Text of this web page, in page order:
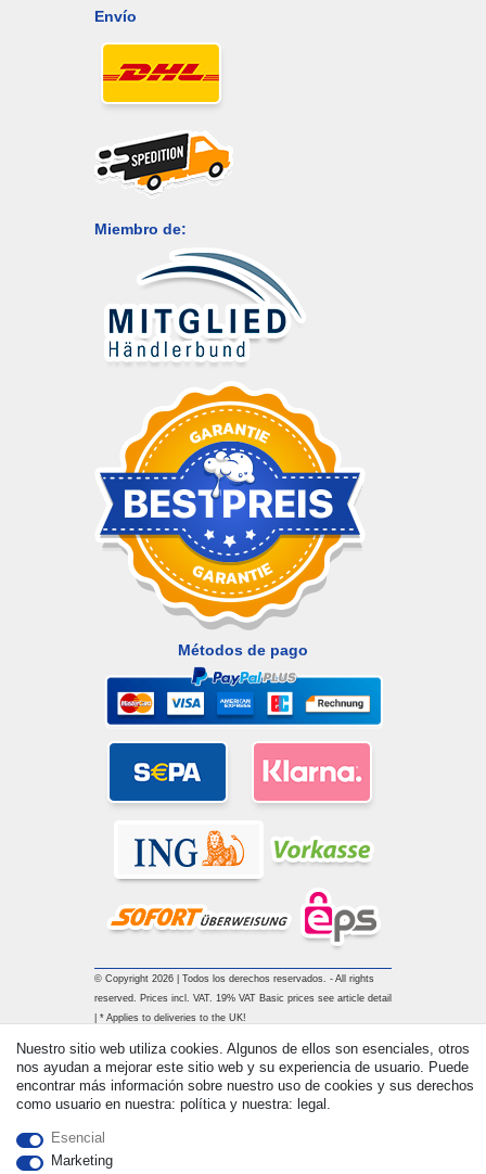
Envío
Miembro de:
Métodos de pago
© Copyright 2026 | Todos los derechos reservados. - All rights
reserved. Prices incl. VAT. 19% VAT Basic prices see article detail
| * Applies to deliveries to the UK!
Nuestro sitio web utiliza cookies. Algunos de ellos son esenciales, otros
nos ayudan a mejorar este sitio web y su experiencia de usuario. Puede
encontrar más información sobre nuestro uso de cookies y sus derechos
como usuario en nuestra: política y nuestra: legal.
Esencial
Marketing
Withdraw from contract here Contacto